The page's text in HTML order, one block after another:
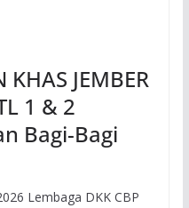
KHAS JEMBER
1 & 2
Bagi-Bagi
Lembaga DKK CBP